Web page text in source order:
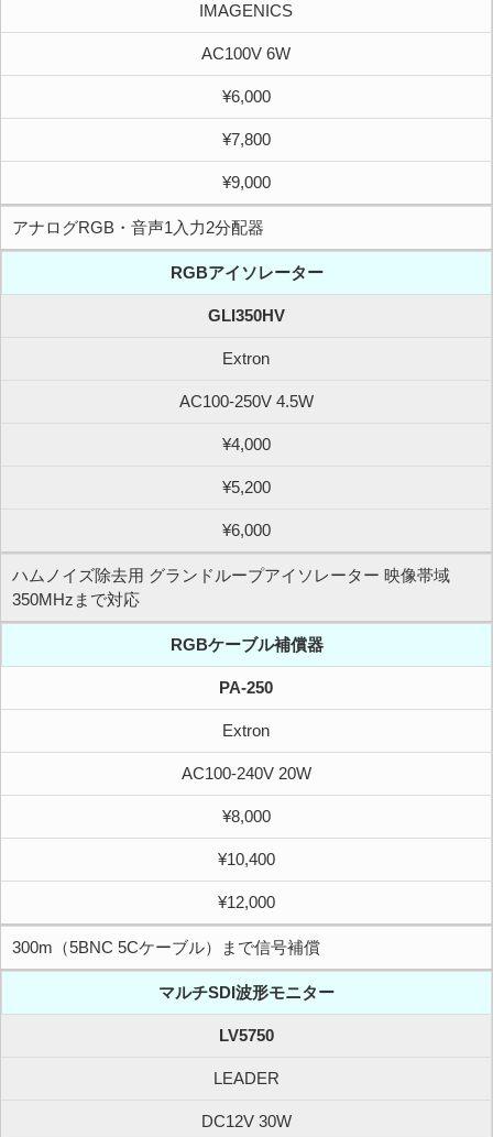
IMAGENICS
AC100V 6W
¥6,000
¥7,800
¥9,000
アナログRGB・音声1入力2分配器
RGBアイソレーター
GLI350HV
Extron
AC100-250V 4.5W
¥4,000
¥5,200
¥6,000
ハムノイズ除去用 グランドループアイソレーター 映像帯域
350MHzまで対応
RGBケーブル補償器
PA-250
Extron
AC100-240V 20W
¥8,000
¥10,400
¥12,000
300m（5BNC 5Cケーブル）まで信号補償
マルチSDI波形モニター
LV5750
LEADER
DC12V 30W